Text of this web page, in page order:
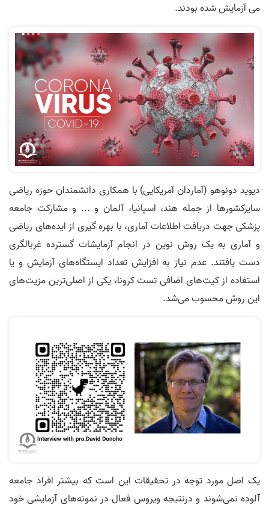
می آزمایش شده بودند.
دیوید دونوهو (آماردان آمریکایی) با همکاری دانشمندان حوزه ریاضی
سایرکشورها از جمله هند، اسپانیا، آلمان و ... و مشارکت جامعه
پزشکی جهت دریافت اطلاعات آماری، با بهره گیری از ایده­‌های ریاضی
و آماری به یک روش نوین در انجام آزمایشات گسترده غربالگری
دست یافتند. عدم نیاز به افزایش تعداد ایستگاه‌­های آزمایش و یا
استفاده از کیت­‌های اضافی تست کرونا، یکی از اصلی‌­ترین مزیت­‌های
این روش محسوب می‌شد.
یک اصل مورد توجه در تحقیقات این است که بیشتر افراد جامعه
آلوده نمی­‌شوند و در­نتیجه ویروس فعال در نمونه­‌های آزمایشی خود